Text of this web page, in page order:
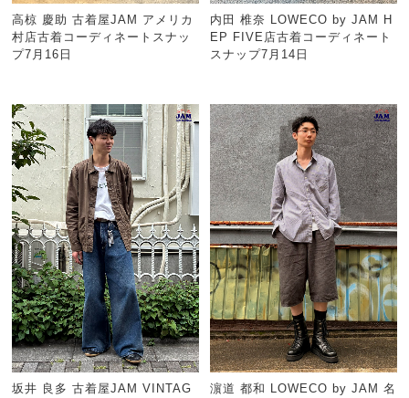
高椋 慶助 古着屋JAM アメリカ
村店古着コーディネートスナッ
プ7月16日
内田 椎奈 LOWECO by JAM H
EP FIVE店古着コーディネート
スナップ7月14日
坂井 良多 古着屋JAM VINTAG
濵道 都和 LOWECO by JAM 名